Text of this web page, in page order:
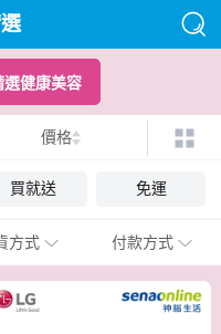
選健康美容
價格
買就送 免運
方式 付款方式